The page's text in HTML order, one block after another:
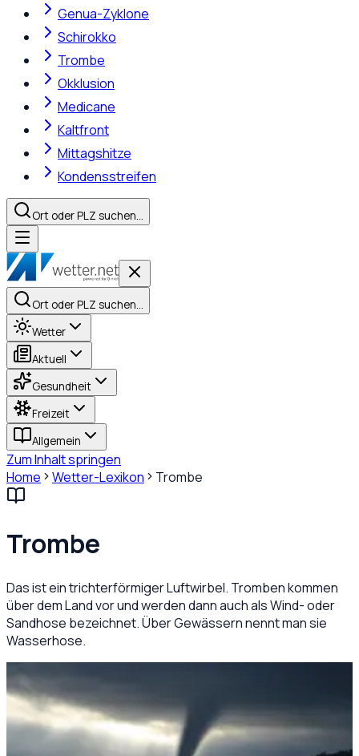
Genua-Zyklone
Schirokko
Trombe
Okklusion
Medicane
Kaltfront
Mittagshitze
Kondensstreifen
Ort oder PLZ suchen…
Ort oder PLZ suchen…
Wetter
Aktuell
Gesundheit
Freizeit
Allgemein
Zum Inhalt springen
Home
Wetter-Lexikon Trombe
Trombe
Das ist ein trichterförmiger Luftwirbel. Tromben kommen
über dem Land vor und werden dann auch als Wind- oder
Sandhose bezeichnet. Über Gewässern nennt man sie
Wasserhose.
Alle Begriffe
T
Sie wird auch Wettersäule genannt und ist ein
engbegrenzter Wirbelwind. Kleinere, meist harmlose
Tromben sind Sand- oder Staubhosen, die sich auch in